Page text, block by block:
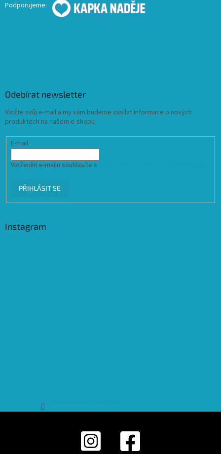
Podporujeme:
Odebírat newsletter
Vložte svůj e-mail a my vám budeme zasílat informace o nových
produktech na našem e-shopu.
E-mail
Vložením e-mailu souhlasíte s
PŘIHLÁSIT SE
Instagram